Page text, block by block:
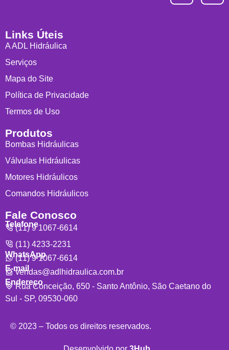
Links Úteis
A ADL Hidráulica
Serviços
Mapa do Site
Política de Privacidade
Termos de Uso
Produtos
Bombas Hidráulicas
Válvulas Hidráulicas
Motores Hidráulicos
Comandos Hidráulicos
Fale Conosco
Telefone
(11) 9 1067-6614
(11) 4233-2231
WhatsApp
(11) 9 1067-6614
E-mail
vendas@adlhidraulica.com.br
Endereço
Rua Conceição, 650 - Santo Antônio, São Caetano do
Sul - SP, 09530-060
© 2023 – Todos os direitos reservados.